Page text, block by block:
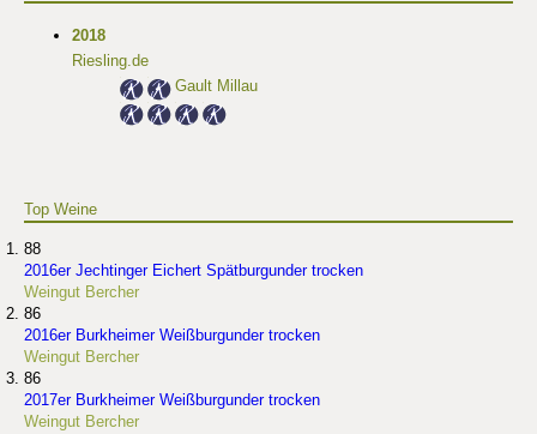
2018
Riesling.de
Gault Millau
Top Weine
88
2016er Jechtinger Eichert Spätburgunder trocken
Weingut Bercher
86
2016er Burkheimer Weißburgunder trocken
Weingut Bercher
86
2017er Burkheimer Weißburgunder trocken
Weingut Bercher